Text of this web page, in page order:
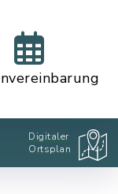
Digitaler
Ortsplan